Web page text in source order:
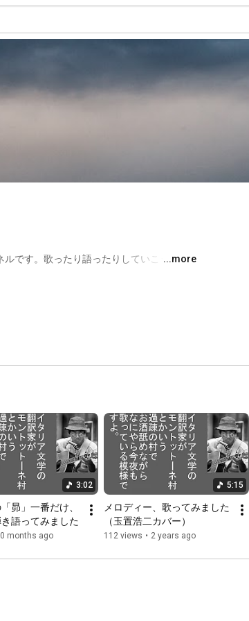
です。歌ったり語ったりしていこうかと
...more
3:02
昴」一番だけ、
語ってみました
months ago
5:15
メロディー、歌ってみました
（玉置浩二カバー）
112 views • 2 years ago